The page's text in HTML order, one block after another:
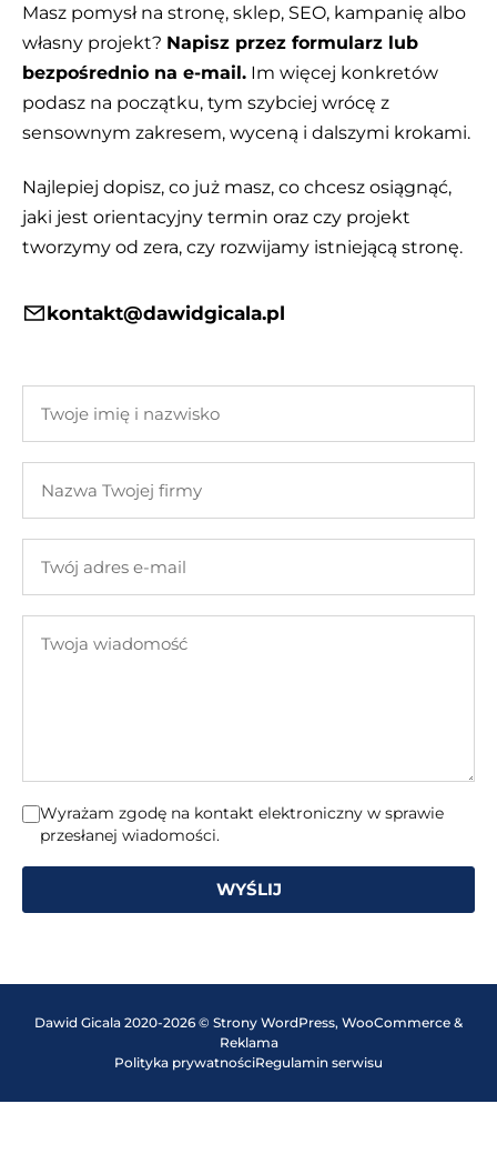
Masz pomysł na stronę, sklep, SEO, kampanię albo
własny projekt? Napisz przez formularz lub
bezpośrednio na e-mail. Im więcej konkretów
podasz na początku, tym szybciej wrócę z
sensownym zakresem, wyceną i dalszymi krokami.
Najlepiej dopisz, co już masz, co chcesz osiągnąć,
jaki jest orientacyjny termin oraz czy projekt
tworzymy od zera, czy rozwijamy istniejącą stronę.
kontakt@dawidgicala.pl
imię
nazwisko
Twojej
adres
mail
wiadomość
Wyrażam zgodę na kontakt elektroniczny w sprawie
przesłanej wiadomości.
WYŚLIJ
Dawid Gicala 2020-2026 © Strony WordPress, WooCommerce &
Reklama
Polityka prywatnościRegulamin serwisu